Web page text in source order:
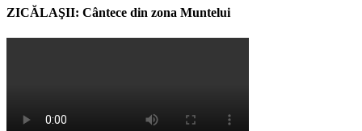
ZICĂLAŞII: Cântece din zona Muntelui